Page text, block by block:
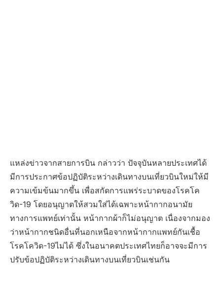
แหล่งข่าวจากสายการบิน กล่าวว่า ปัจจุบันหลายประเทศได้
มีการประกาศข้อปฏิบัติระหว่างเดินทางบนเที่ยวบินใหม่ให้มี
ความเข้มข้นมากขึ้น เพื่อสกัดการแพร่ระบาดของโรคโค
วิด-19 โดยอนุญาตให้สวมใส่ได้เฉพาะหน้ากากอนามัย
ทางการแพทย์เท่านั้น หน้ากากผ้าก็ไม่อนุญาต เนื่องจากมอง
ว่าหน้ากากชนิดอื่นที่นอกเหนือจากหน้ากากแพทย์กันเชื้อ
โรคโควิด-19ไม่ได้ ซึ่งในอนาคตประเทศไทยก็อาจจะมีการ
ปรับข้อปฏิบัติระหว่างเดินทางบนเที่ยวบินเช่นกัน